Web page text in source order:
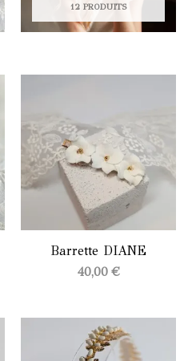
12 PRODUITS
Barrette DIANE
40,00 €